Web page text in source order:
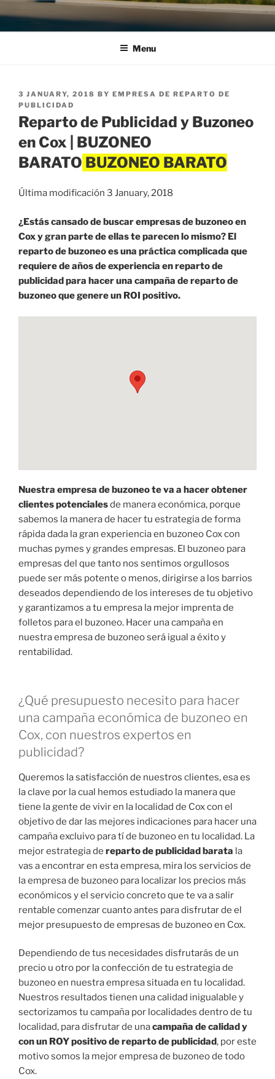
Menu
POSTED
ON
3 JANUARY, 2018 BY EMPRESA DE REPARTO DE
PUBLICIDAD
Reparto de Publicidad y Buzoneo
en Cox | BUZONEO
BARATO
Última modificación 3 January, 2018
¿Estás cansado de buscar empresas de buzoneo en
Cox y gran parte de ellas te parecen lo mismo? El
reparto de buzoneo es una práctica complicada que
requiere de años de experiencia en reparto de
publicidad para hacer una campaña de reparto de
buzoneo que genere un ROI positivo.
Nuestra empresa de buzoneo te va a hacer obtener
clientes potencialesde manera económica, porque
sabemos la manera de hacer tu estrategia de forma
rápida dada la gran experiencia en buzoneo Cox con
muchas pymes y grandes empresas. El buzoneo para
empresas del que tanto nos sentimos orgullosos
puede ser más potente o menos, dirigirse a los barrios
deseados dependiendo de los intereses de tu objetivo
y garantizamos a tu empresa la mejor imprenta de
folletos para el buzoneo. Hacer una campaña en
nuestra empresa de buzoneo será igual a éxito y
rentabilidad.
¿Qué presupuesto necesito para hacer
una campaña económica de buzoneo en
Cox, con nuestros expertos en
publicidad?
Queremos la satisfacción de nuestros clientes, esa es
la clave por la cual hemos estudiado la manera que
tiene la gente de vivir en la localidad de Cox con el
objetivo de dar las mejores indicaciones para hacer una
campaña excluivo para tí de buzoneo en tu localidad. La
mejor estrategia de reparto de publicidad barata la
vas a encontrar en esta empresa, mira los servicios de
la empresa de buzoneo para localizar los precios más
económicos y el servicio concreto que te va a salir
rentable comenzar cuanto antes para disfrutar de el
mejor presupuesto de empresas de buzoneo en Cox.
Dependiendo de tus necesidades disfrutarás de un
precio u otro por la confección de tu estrategia de
buzoneo en nuestra empresa situada en tu localidad.
Nuestros resultados tienen una calidad inigualable y
sectorizamos tu campaña por localidades dentro de tu
localidad, para disfrutar de unacampaña de calidad y
con un ROY positivo de reparto de publicidad, por este
motivo somos la mejor empresa de buzoneo de todo
Cox.